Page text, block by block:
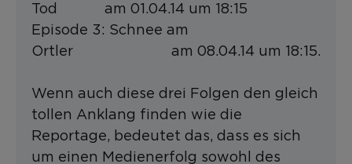
Tod am 01.04.14 um 18:15
Episode 3: Schnee am
Ortler am 08.04.14 um 18:15.
Wenn auch diese drei Folgen den gleich
tollen Anklang finden wie die
Reportage, bedeutet das, dass es sich
um einen Medienerfolg sowohl des